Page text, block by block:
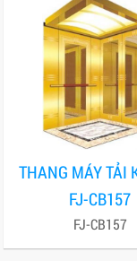
THANG MÁY TẢI
FJ-CB157
FJ-CB157